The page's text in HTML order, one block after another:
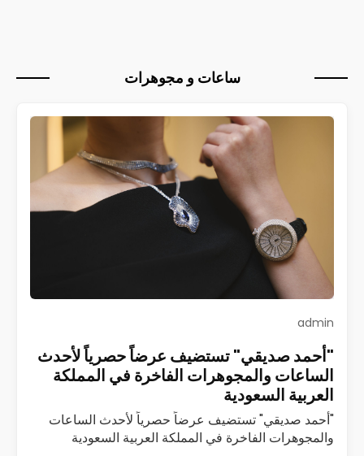
ساعات و مجوهرات
admin
"أحمد صديقي" تستضيف عرضاً حصرياً لأحدث
الساعات والمجوهرات الفاخرة في المملكة
العربية السعودية
"أحمد صديقي" تستضيف عرضاً حصرياً لأحدث الساعات
والمجوهرات الفاخرة في المملكة العربية السعودية